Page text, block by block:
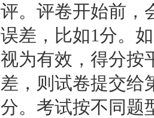
评。评卷开始前，
误差，比如1分。
视为有效，得分按
差，则试卷提交给
分。考试按不同题